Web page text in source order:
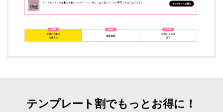
テンプレート割でもっとお得に！